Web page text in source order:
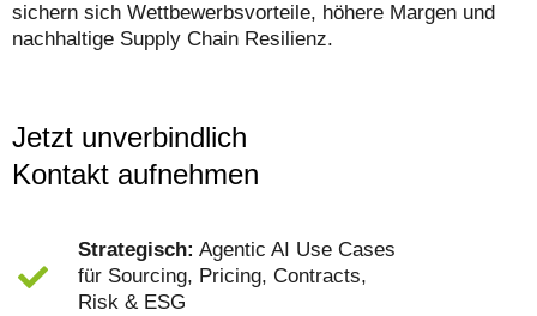
sichern sich Wettbewerbsvorteile, höhere Margen und
nachhaltige Supply Chain Resilienz.
Jetzt unverbindlich
Kontakt aufnehmen
Strategisch: Agentic AI Use Cases
für Sourcing, Pricing, Contracts,
Risk & ESG